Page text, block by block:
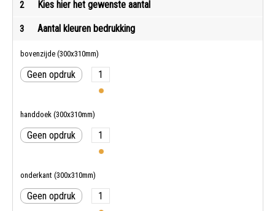
2 Kies hier het gewenste aantal
3 Aantal kleuren bedrukking
bovenzijde (300x310mm)
Geen opdruk 1
handdoek (300x310mm)
Geen opdruk 1
onderkant (300x310mm)
Geen opdruk 1